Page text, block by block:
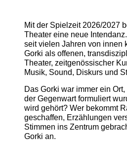
Mit der Spielzeit 2026/2027
Theater eine neue
seit vielen Jahren von innen
Gorki als offenen,
Theater, zeitgenössischer
Musik, Sound, Diskurs und
Das Gorki war immer ein
der Gegenwart formuliert
wird gehört? Wer bekommt
geschaffen, Erzählungen
Stimmen ins Zentrum
Gorki an.